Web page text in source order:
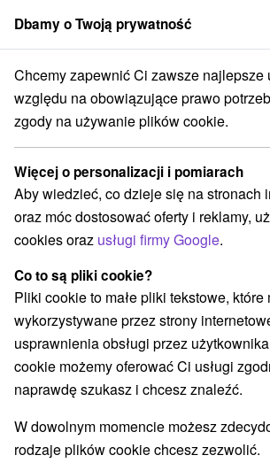
członek grupySorger
Atrakcje na Słowacji Zamki, pałace,
Zamki, pałace, ruiny Hont
Kategorie
Wszystkie kategorie
Wieże
Túry a turistické chodníky (8)
Amfiteatry i kina w przyrodzie
Parki miejskie i zamkowe(3)
Obiekty architektoniczne(2) Miejsca
Zamki(1) Teatry(1) Skanseny(2)
Sporty (1) Zamki, pałace, ruiny(7)
Jeziora, jeziora, zbiorniki wodne(4)
Ośrodki i miasteczka dziecięce
Aquaparki, baseny(4) Wodospady(1)
Zabytki techniki(2) Atrakcje dla dzieci
Dbamy o Twoją prywatność
Chcemy zapewnić Ci zawsze najlepsze
względu na obowiązujące prawo
zgody na używanie plików cookie.
Więcej o personalizacji i pomiarach
Aby wiedzieć, co dzieje się na stronach
oraz móc dostosować oferty i reklamy,
cookies oraz usługi firmy Google.
Co to są pliki cookie?
Pliki cookie to małe pliki tekstowe, które
wykorzystywane przez strony
usprawnienia obsługi przez
cookie możemy oferować Ci usługi
naprawdę szukasz i chcesz znaleźć.
W dowolnym momencie możesz
rodzaje plików cookie chcesz zezwolić.